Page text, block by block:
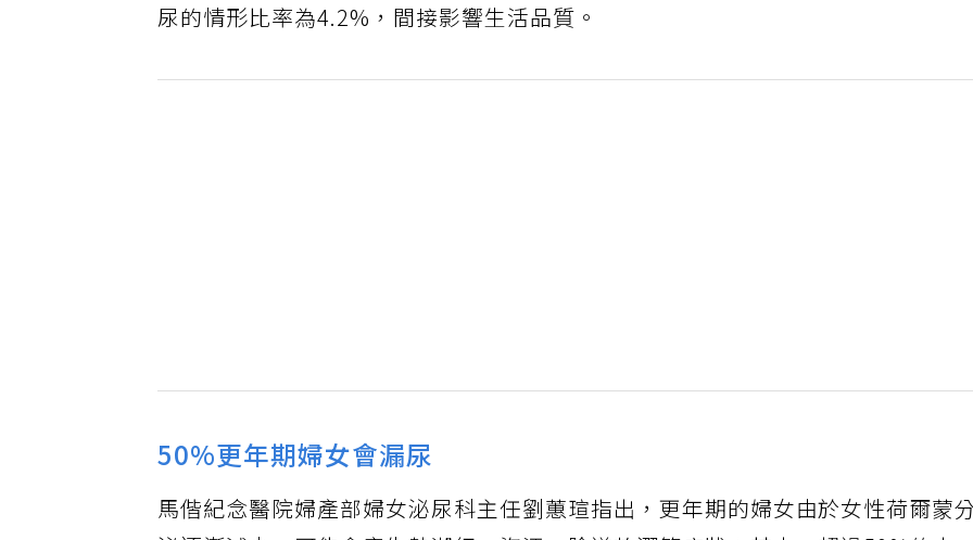
尿的情形比率為4.2%，間接影響生活品質。
50%更年期婦女會漏尿
馬偕紀念醫院婦產部婦女泌尿科主任劉蕙瑄指出，更年期的婦女由於女性荷爾蒙分